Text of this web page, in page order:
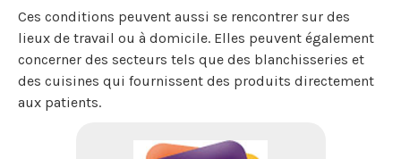
Ces conditions peuvent aussi se rencontrer sur des
lieux de travail ou à domicile. Elles peuvent également
concerner des secteurs tels que des blanchisseries et
des cuisines qui fournissent des produits directement
aux patients.